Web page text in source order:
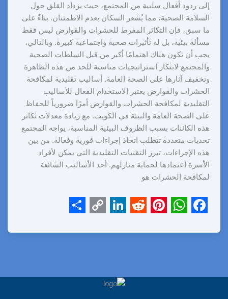
إلى ردود أفعال سلبية من المجتمع، حيث يزداد القلق حول
السلامة الصحية، مما يُشعر السكان بعدم الاطمئنان. بناءً على
ما سبق، فإن التكاثر المفرط للحشرات والقوارض ليس فقط
مسألة بيئية، بل له تأثيرات صحية واجتماعية كبيرة. وبالتالي،
يجب أن تكون هناك اهتمامًا أكبر من قبل السلطات الصحية
والمجتمع لابتكار استراتيجيات مناسبة للحد من هذه الظاهرة
وتخفيف آثارها على الصحة العامة. أساليب تقليدية لمكافحة
الحشرات والقوارض يعتبر الاستخدام الفعال للأساليب
التقليدية لمكافحة الحشرات والقوارض أمرًا ضرورياً للحفاظ
على الصحة العامة والبيئة في الكويت. مع زيادة معدلات تكاثر
هذه الكائنات بسبب الظروف البيئية المناسبة، يواجه المجتمع
تحديات متعددة تتطلب اتخاذ إجراءات فورية وفعالة. من بين
هذه الإجراءات، تبرز التقنيات التقليدية التي يمكن لأفراد
الأسرة اعتمادها لحماية منازلهم. أحد الأساليب الشائعة
لمكافحة الحشرات هو
a
h
i
e
i
e
o
L
h